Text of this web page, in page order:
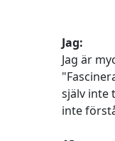
Jag:
Jag är
själv inte
inte